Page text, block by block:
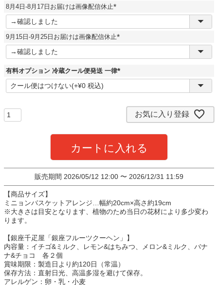
8月4日-8月17日お届けは画像配信休止
(
須
)
9月15日-9月25日お届けは画像配信休止
(
須
)
有料オプション 冷蔵クール便発送 一律
(
須
お気に入り登録
カートに入れる
販売期間 2026/05/12 12:00 〜 2026/12/31 11:59
【商品サイズ】
ミニョンバスケットアレンジ…幅約20cm×高さ約19cm
※大きさは目安となります、植物のため当日の花材により多少変わ
ります。
【銀座千疋屋「銀座フルーツクーヘン」】
内容量：イチゴ&ミルク、レモン&はちみつ、メロン&ミルク、バナ
ナ&チョコ 各２個
賞味期限：製造日より約120日（常温）
保存方法：直射日光、高温多湿を避けて保存。
アレルゲン：卵・乳・小麦